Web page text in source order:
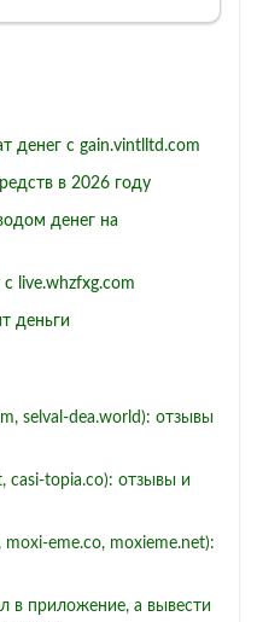
денег с gain.vintlltd.com
в 2026 году
денег на
live.whzfxg.com
деньги
selval-dea.world): отзывы
casi-topia.co): отзывы и
eme.co, moxieme.net):
в приложение, а вывести